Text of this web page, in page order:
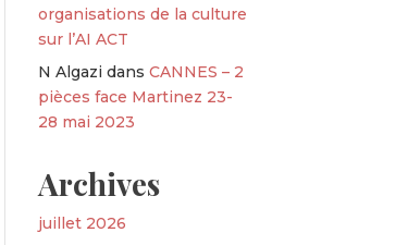
organisations de la culture
sur l’AI ACT
N Algazi dansCANNES – 2
pièces face Martinez 23-
28 mai 2023
Archives
juillet 2026